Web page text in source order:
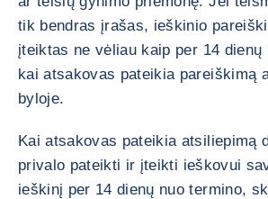
tik bendras įrašas, ieškinio
įteiktas ne vėliau kaip per 14 dienų
kai atsakovas pateikia pareiškimą
byloje.
Kai atsakovas pateikia atsiliepimą
privalo pateikti ir įteikti ieškovui
ieškinį per 14 dienų nuo termino,